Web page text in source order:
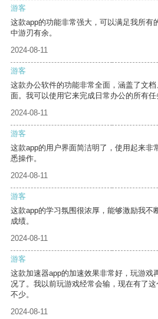
游客
这款app的功能非常强大，可以满足我所有
中游刃有余。
2024-08-11
游客
这款办公软件的功能非常全面，涵盖了文
面。我可以使用它来完成日常办公的所有任
2024-08-11
游客
这款app的用户界面简洁明了，使用起来非
悉操作。
2024-08-11
游客
这款app的学习氛围很浓厚，能够激励我不
成绩。
2024-08-11
游客
这款加速器app的加速效果非常好，玩游戏
况了。我以前玩游戏经常会输，现在有了
不少。
2024-08-11